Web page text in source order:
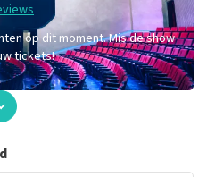
op dit moment. Mis de show
tickets!